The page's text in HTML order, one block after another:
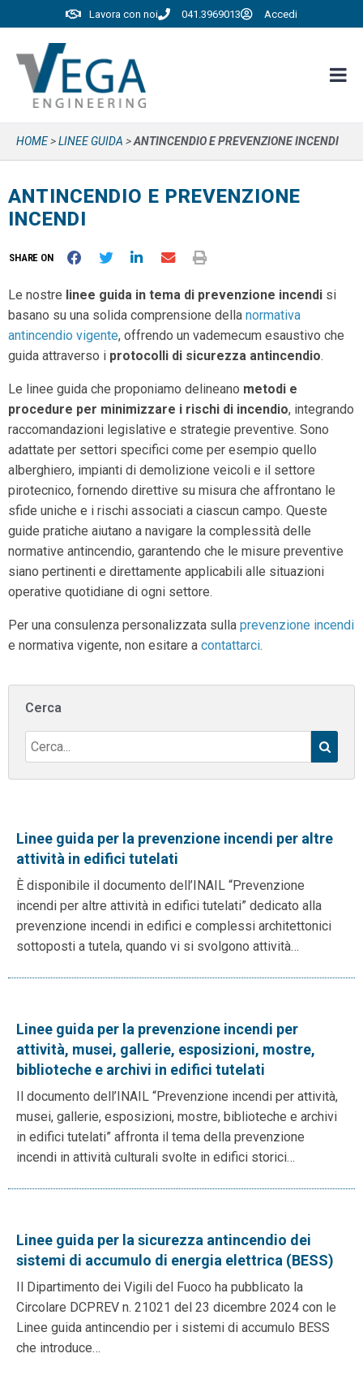
Lavora con noi 041.3969013 Accedi
HOME>LINEE GUIDA >ANTINCENDIO E PREVENZIONE INCENDI
ANTINCENDIO E PREVENZIONE
INCENDI
SHARE ON
Le nostre linee guida in tema di prevenzione incendi si
basano su una solida comprensione della normativa
antincendio vigente, offrendo un vademecum esaustivo che
guida attraverso i protocolli di sicurezza antincendio.
Le linee guida che proponiamo delineano metodi e
procedure per minimizzare i rischi di incendio, integrando
raccomandazioni legislative e strategie preventive. Sono
adattate per settori specifici come per esempio quello
alberghiero, impianti di demolizione veicoli e il settore
pirotecnico, fornendo direttive su misura che affrontano le
sfide uniche e i rischi associati a ciascun campo. Queste
guide pratiche aiutano a navigare la complessità delle
normative antincendio, garantendo che le misure preventive
siano pertinenti e direttamente applicabili alle situazioni
operative quotidiane di ogni settore.
Per una consulenza personalizzata sulla prevenzione incendi
e normativa vigente, non esitare a contattarci.
Cerca
Linee guida per la prevenzione incendi per altre
attività in edifici tutelati
È disponibile il documento dell’INAIL “Prevenzione
incendi per altre attività in edifici tutelati” dedicato alla
prevenzione incendi in edifici e complessi architettonici
sottoposti a tutela, quando vi si svolgono attività…
Linee guida per la prevenzione incendi per
attività, musei, gallerie, esposizioni, mostre,
biblioteche e archivi in edifici tutelati
Il documento dell’INAIL “Prevenzione incendi per attività,
musei, gallerie, esposizioni, mostre, biblioteche e archivi
in edifici tutelati” affronta il tema della prevenzione
incendi in attività culturali svolte in edifici storici…
Linee guida per la sicurezza antincendio dei
sistemi di accumulo di energia elettrica (BESS)
Il Dipartimento dei Vigili del Fuoco ha pubblicato la
Circolare DCPREV n. 21021 del 23 dicembre 2024 con le
Linee guida antincendio per i sistemi di accumulo BESS
che introduce…